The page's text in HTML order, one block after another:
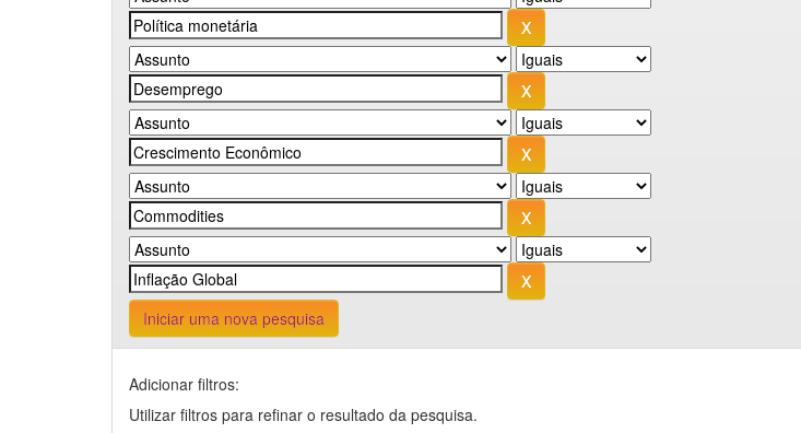
Iniciar uma nova pesquisa
Adicionar filtros:
Utilizar filtros para refinar o resultado da pesquisa.